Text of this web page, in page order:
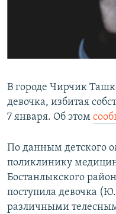
В городе Чирчик
девочка, избитая
7 января. Об этом
По данным детского
поликлинику
Бостанлыкского
поступила девочка
различными